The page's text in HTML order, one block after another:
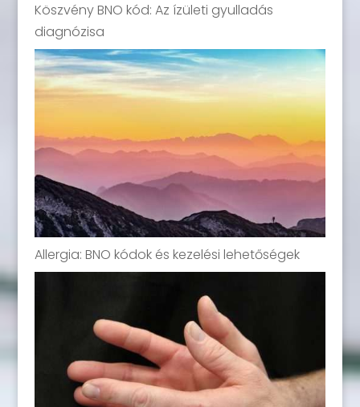
Köszvény BNO kód: Az ízületi gyulladás
diagnózisa
Allergia: BNO kódok és kezelési lehetőségek